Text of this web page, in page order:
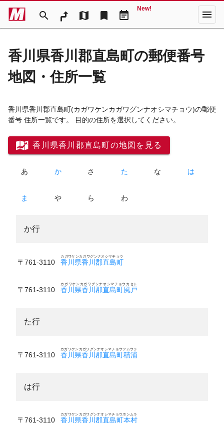
search map bookmark event_note
New! menu
香川県香川郡直島町の郵便番号
地図・住所一覧
香川県香川郡直島町(カガワケンカガワグンナオシマチョウ)の郵便
番号 住所一覧です。 目的の住所を選択してください。
香川県香川郡直島町の地図を見る
あ か さ た な は
ま や ら わ
か行
〒761-3110 香川県香川郡直島町
カガワケンカガワグンナオシマチョウ
〒761-3110 香川県香川郡直島町風戸
カガワケンカガワグンナオシマチョウカセト
た行
〒761-3110 香川県香川郡直島町積浦
カガワケンカガワグンナオシマチョウツムウラ
は行
〒761-3110 香川県香川郡直島町本村
カガワケンカガワグンナオシマチョウホンムラ